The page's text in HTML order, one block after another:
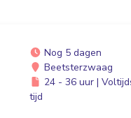
Nog 5 dagen
Beetsterzwaag
24 - 36 uur |
tijd